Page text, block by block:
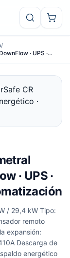
/
· UPS ·
· UPS ·
/ 29,4 kW Tipo:
remoto
expansión:
Descarga de
energético